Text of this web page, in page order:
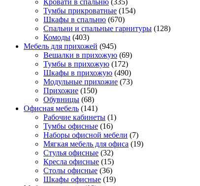
Кровати в спальню (335)
Тумбы прикроватные (154)
Шкафы в спальню (670)
Спальни и спальные гарнитуры (128)
Комоды (403)
Мебель для прихожей (945)
Вешалки в прихожую (69)
Тумбы в прихожую (172)
Шкафы в прихожую (490)
Модульные прихожие (73)
Прихожие (150)
Обувницы (68)
Офисная мебель (141)
Рабочие кабинеты (1)
Тумбы офисные (16)
Наборы офисной мебели (7)
Мягкая мебель для офиса (19)
Стулья офисные (32)
Кресла офисные (15)
Столы офисные (36)
Шкафы офисные (19)